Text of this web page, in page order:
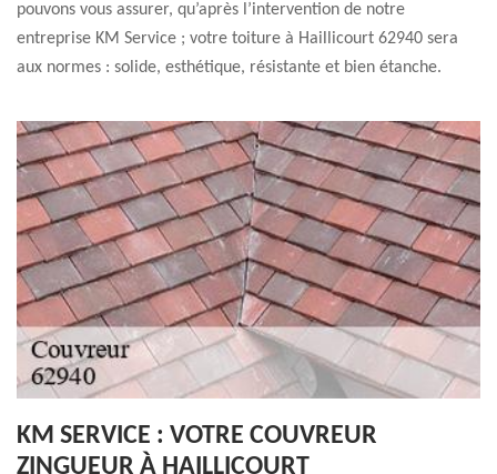
pouvons vous assurer, qu’après l’intervention de notre
entreprise KM Service ; votre toiture à Haillicourt 62940 sera
aux normes : solide, esthétique, résistante et bien étanche.
KM SERVICE : VOTRE COUVREUR
ZINGUEUR À HAILLICOURT